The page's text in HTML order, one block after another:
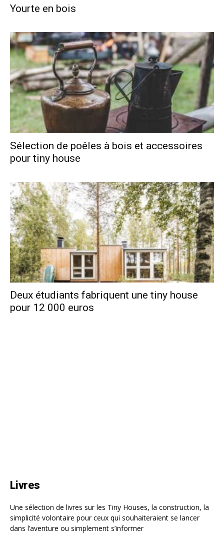
Yourte en bois
Sélection de poêles à bois et accessoires
pour tiny house
Deux étudiants fabriquent une tiny house
pour 12 000 euros
Livres
Une sélection de livres sur les Tiny Houses, la construction, la
simplicité volontaire pour ceux qui souhaiteraient se lancer
dans l’aventure ou simplement s’informer